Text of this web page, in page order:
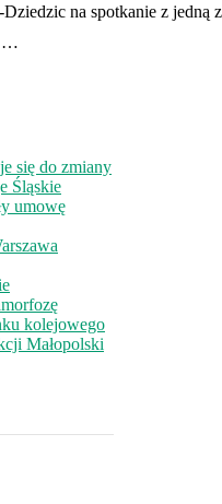
na spotkanie z
…
się do zmiany
Śląskie
umowę
kolejowego
Małopolski